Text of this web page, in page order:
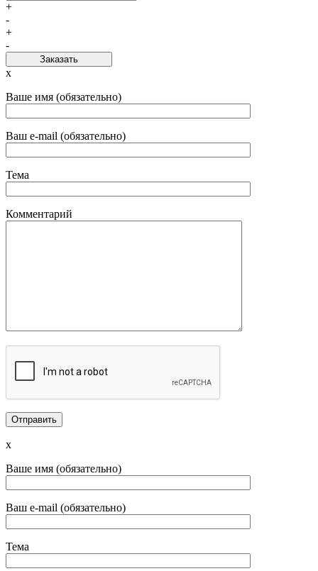
+
-
+
-
Заказать
x
Ваше имя (обязательно)
Ваш e-mail (обязательно)
Тема
Комментарий
x
Ваше имя (обязательно)
Ваш e-mail (обязательно)
Тема